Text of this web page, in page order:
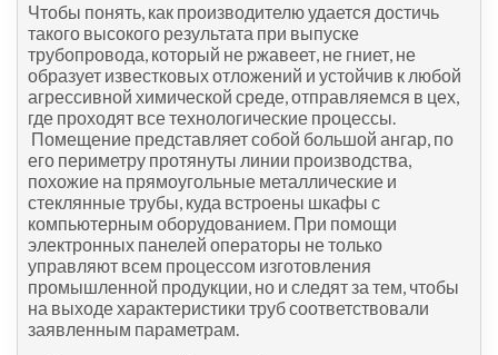
Чтобы понять, как производителю удается достичь
такого высокого результата при выпуске
трубопровода, который не ржавеет, не гниет, не
образует известковых отложений и устойчив к любой
агрессивной химической среде, отправляемся в цех,
где проходят все технологические процессы.
Помещение представляет собой большой ангар, по
его периметру протянуты линии производства,
похожие на прямоугольные металлические и
стеклянные трубы, куда встроены шкафы с
компьютерным оборудованием. При помощи
электронных панелей операторы не только
управляют всем процессом изготовления
промышленной продукции, но и следят за тем, чтобы
на выходе характеристики труб соответствовали
заявленным параметрам.